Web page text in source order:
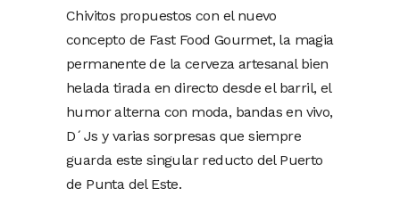
Chivitos propuestos con el nuevo
concepto de Fast Food Gourmet, la magia
permanente de la cerveza artesanal bien
helada tirada en directo desde el barril, el
humor alterna con moda, bandas en vivo,
D´Js y varias sorpresas que siempre
guarda este singular reducto del Puerto
de Punta del Este.